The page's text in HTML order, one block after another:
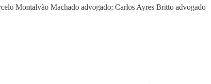
Montalvão Machado advogado; Carlos Ayres Britto advogado